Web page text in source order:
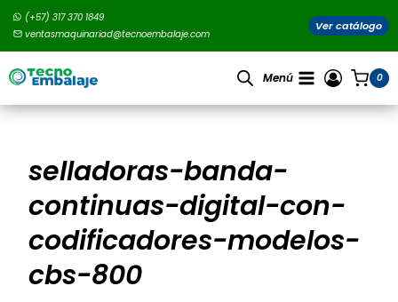
Saltar
(+57) 317 370 1849
ventasmaquinariad@tecnoembalaje.com
Ver catálogo
Menú 0
selladoras-banda-
continuas-digital-con-
codificadores-modelos-
cbs-800